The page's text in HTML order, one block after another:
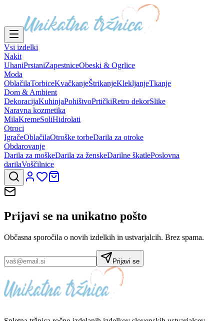
Vsi izdelki
Nakit
UhaniPrstaniZapestniceObeski & Ogrlice
Moda
OblačilaTorbiceKvačkanjeŠtrikanjeKlekljanjeTkanje
Dom & Ambient
DekoracijaKuhinjaPohištvoPrtičkiRetro dekorSlike
Naravna kozmetika
MilaKremeSoliHidrolati
Otroci
IgračeOblačilaOtroške torbeDarila za otroke
Obdarovanje
Darila za moškeDarila za ženskeDarilne škatlePoslovna
darilaVoščilnice
Prijavi se na unikatno pošto
Občasna sporočila o novih izdelkih in ustvarjalcih. Brez spama.
Prijavi se